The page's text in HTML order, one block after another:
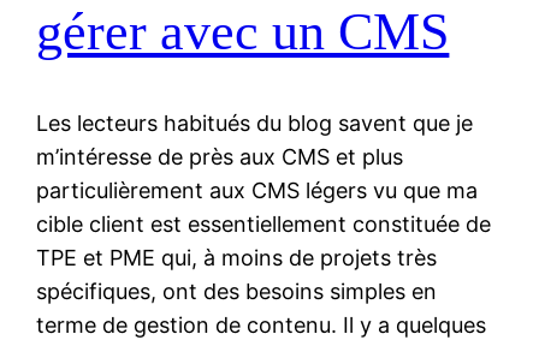
gérer avec un CMS
Les lecteurs habitués du blog savent que je
m’intéresse de près aux CMS et plus
particulièrement aux CMS légers vu que ma
cible client est essentiellement constituée de
TPE et PME qui, à moins de projets très
spécifiques, ont des besoins simples en
terme de gestion de contenu. Il y a quelques